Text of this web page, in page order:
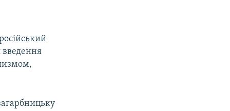
введення